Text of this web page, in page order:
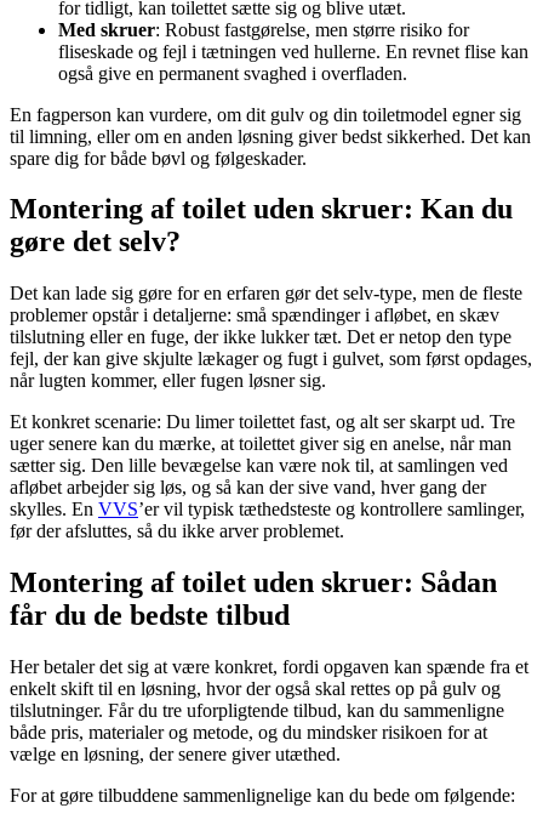
for tidligt, kan toilettet sætte sig og blive utæt.
Med skruer: Robust fastgørelse, men større risiko for
fliseskade og fejl i tætningen ved hullerne. En revnet flise kan
også give en permanent svaghed i overfladen.
En fagperson kan vurdere, om dit gulv og din toiletmodel egner sig
til limning, eller om en anden løsning giver bedst sikkerhed. Det kan
spare dig for både bøvl og følgeskader.
Montering af toilet uden skruer: Kan du
gøre det selv?
Det kan lade sig gøre for en erfaren gør det selv-type, men de fleste
problemer opstår i detaljerne: små spændinger i afløbet, en skæv
tilslutning eller en fuge, der ikke lukker tæt. Det er netop den type
fejl, der kan give skjulte lækager og fugt i gulvet, som først opdages,
når lugten kommer, eller fugen løsner sig.
Et konkret scenarie: Du limer toilettet fast, og alt ser skarpt ud. Tre
uger senere kan du mærke, at toilettet giver sig en anelse, når man
sætter sig. Den lille bevægelse kan være nok til, at samlingen ved
afløbet arbejder sig løs, og så kan der sive vand, hver gang der
skylles. En VVS’er vil typisk tæthedsteste og kontrollere samlinger,
før der afsluttes, så du ikke arver problemet.
Montering af toilet uden skruer: Sådan
får du de bedste tilbud
Her betaler det sig at være konkret, fordi opgaven kan spænde fra et
enkelt skift til en løsning, hvor der også skal rettes op på gulv og
tilslutninger. Får du tre uforpligtende tilbud, kan du sammenligne
både pris, materialer og metode, og du mindsker risikoen for at
vælge en løsning, der senere giver utæthed.
For at gøre tilbuddene sammenlignelige kan du bede om følgende: